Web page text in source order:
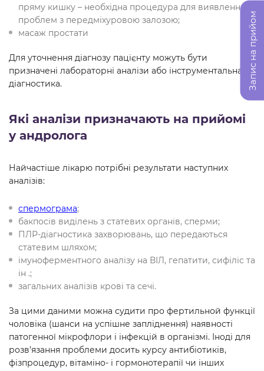
пряму кишку – необхідна процедура для виявлення
проблем з передміхуровою залозою;
масаж простати
Для уточнення діагнозу пацієнту можуть бути
призначені лабораторні аналізи або інструментальна
діагностика.
Які аналізи призначають на прийомі
у андролога
Найчастіше лікарю потрібні результати наступних
аналізів:
спермограма;
бакпосів виділень з статевих органів, сперми;
ПЛР-діагностика захворювань, що передаються
статевим шляхом;
імуноферментного аналізу на ВІЛ, гепатити, сифіліс та
ін .;
загальних аналізів крові та сечі.
За цими даними можна судити про фертильной функції
чоловіка (шанси на успішне запліднення) наявності
патогенної мікрофлори і інфекцій в організмі. Іноді для
розв’язання проблеми досить курсу антибіотиків,
фізпроцедур, вітаміно- і гормонотерапії чи інших
Запис на прийом